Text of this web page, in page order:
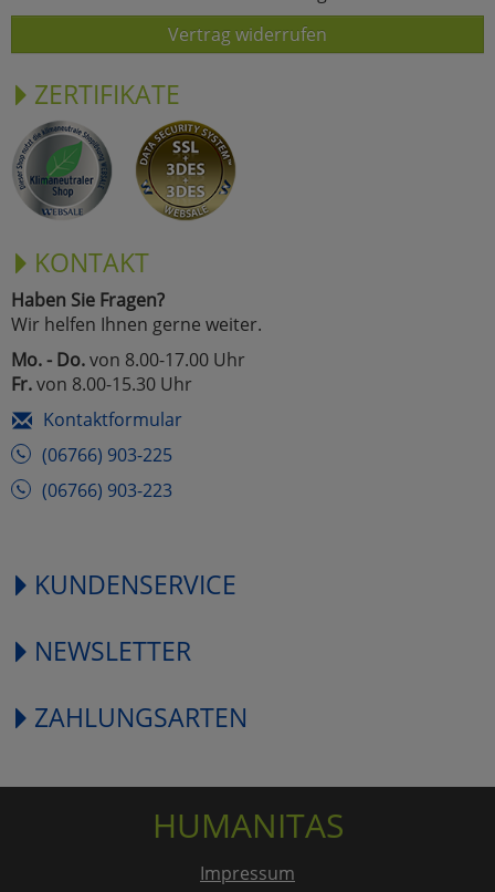
Vertrag widerrufen
ZERTIFIKATE
KONTAKT
Haben Sie Fragen?
Wir helfen Ihnen gerne weiter.
Mo. - Do.von 8.00-17.00 Uhr
Fr.von 8.00-15.30 Uhr
Kontaktformular
(06766) 903-225
(06766) 903-223
KUNDENSERVICE
NEWSLETTER
ZAHLUNGSARTEN
HUMANITAS
Impressum